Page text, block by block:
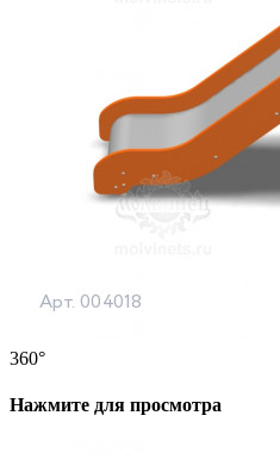
360°
Нажмите для просмотра